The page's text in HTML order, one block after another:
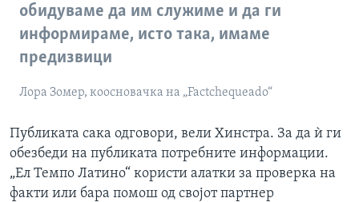
обидуваме да им служиме и да ги
информираме, исто така, имаме
предизвици
Лора Зомер, коосновачка на „Factchequeado“
Публиката сака одговори, вели Хинстра. За да ѝ ги
обезбеди на публиката потребните информации.
„Ел Темпо Латино“ користи алатки за проверка на
факти или бара помош од својот партнер